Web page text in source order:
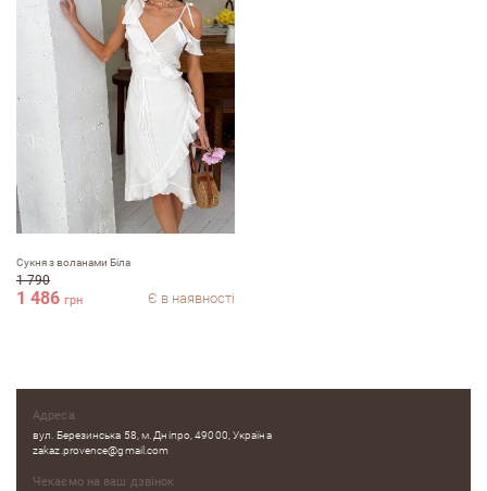
Сукня з воланами Біла
1 790
1 486 грн Є в наявності
Адреса
вул. Березинська 58, м. Дніпро, 49000, Україна
zakaz.provence@gmail.com
Чекаємо на ваш дзвінок